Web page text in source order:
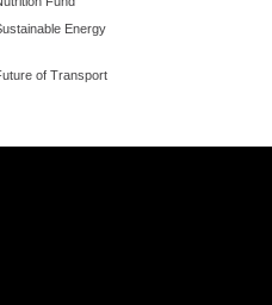
Energy
of Transport